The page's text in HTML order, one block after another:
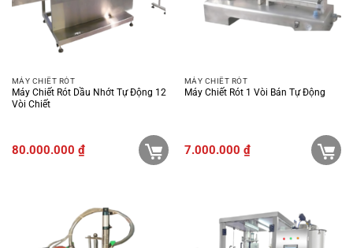
MÁY CHIẾT RÓT
Máy Chiết Rót Dầu Nhớt Tự Động 12
Vòi Chiết
80.000.000 ₫
MÁY CHIẾT RÓT
Máy Chiết Rót 1 Vòi Bán Tự Động
7.000.000 ₫